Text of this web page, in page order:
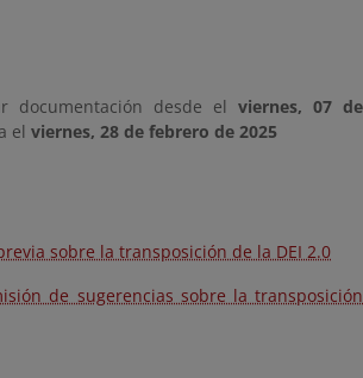
documentación desde el viernes, 07 de
el viernes, 28 de febrero de 2025
sobre la transposición de la DEI 2.0
de sugerencias sobre la transposición